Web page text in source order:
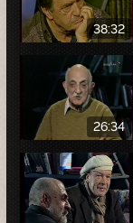
38:32
26:34